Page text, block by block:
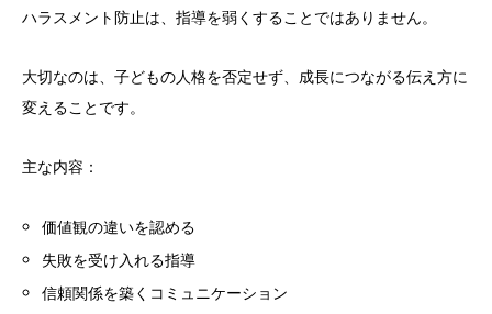
ハラスメント防止は、指導を弱くすることではありません。
大切なのは、子どもの人格を否定せず、成長につながる伝え方に
変えることです。
主な内容：
価値観の違いを認める
失敗を受け入れる指導
信頼関係を築くコミュニケーション